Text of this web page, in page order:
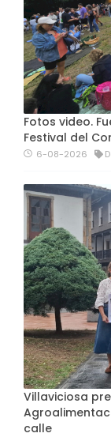
Fotos video.
Festival del
6-08-2026
Villaviciosa
calle